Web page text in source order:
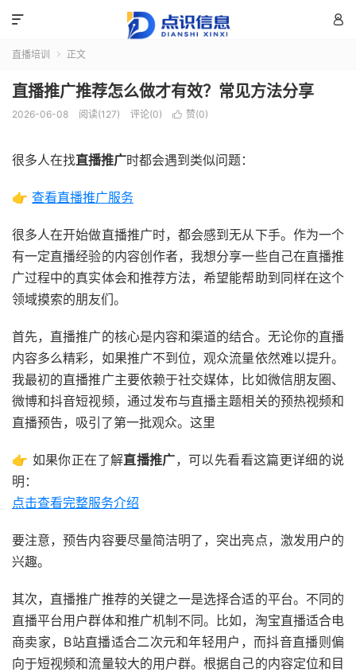


直播培训  正文
直播推广推荐怎么做才有效？常见方法分享
2026-06-08 阅读(127) 评论(0)  赞(0)
很多人在找直播推广时都会遇到类似问题：
👉 查看直播推广服务
很多人在开始做直播推广时，都会感到无从下手。作为一个
有一定直播经验的内容创作者，我想分享一些自己在直播推
广过程中的真实体会和推荐方法，希望能帮助到同样在这个
领域摸索的朋友们。
首先，直播推广的核心是内容和渠道的结合。无论你的直播
内容多么精彩，如果推广不到位，观众流量依然难以提升。
我最初的直播推广主要依赖于社交媒体，比如微信朋友圈、
微博和抖音短视频，通过发布与直播主题相关的预热视频和
直播预告，吸引了第一批观众。这里
👉 如果你正在了解直播推广，可以先看看这篇更详细的说
明：
点击查看完整服务介绍
要注意，预告内容要尽量简洁明了，突出亮点，激发用户的
兴趣。
其次，直播推广推荐的关键之一是选择合适的平台。不同的
直播平台用户群体和推广机制不同。比如，淘宝直播适合电
商卖家，B站直播适合二次元和年轻用户，而抖音直播则偏
向于短视频和流量较大的用户群。根据自己的内容定位和目